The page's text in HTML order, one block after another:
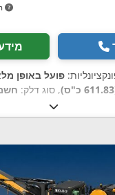
פועל באופן
, סוג דלק: